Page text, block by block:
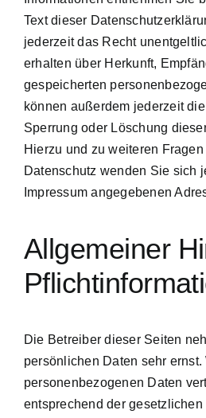
Text dieser
jederzeit das Recht
erhalten über Herkunft,
gespeicherten
können außerdem jederzeit
Sperrung oder Löschung
Hierzu und zu weiteren
Datenschutz wenden Sie sich
Impressum angegebenen
Allgemeiner
Die Betreiber dieser Seiten
persönlichen Daten sehr
personenbezogenen Daten
entsprechend der gesetzlichen